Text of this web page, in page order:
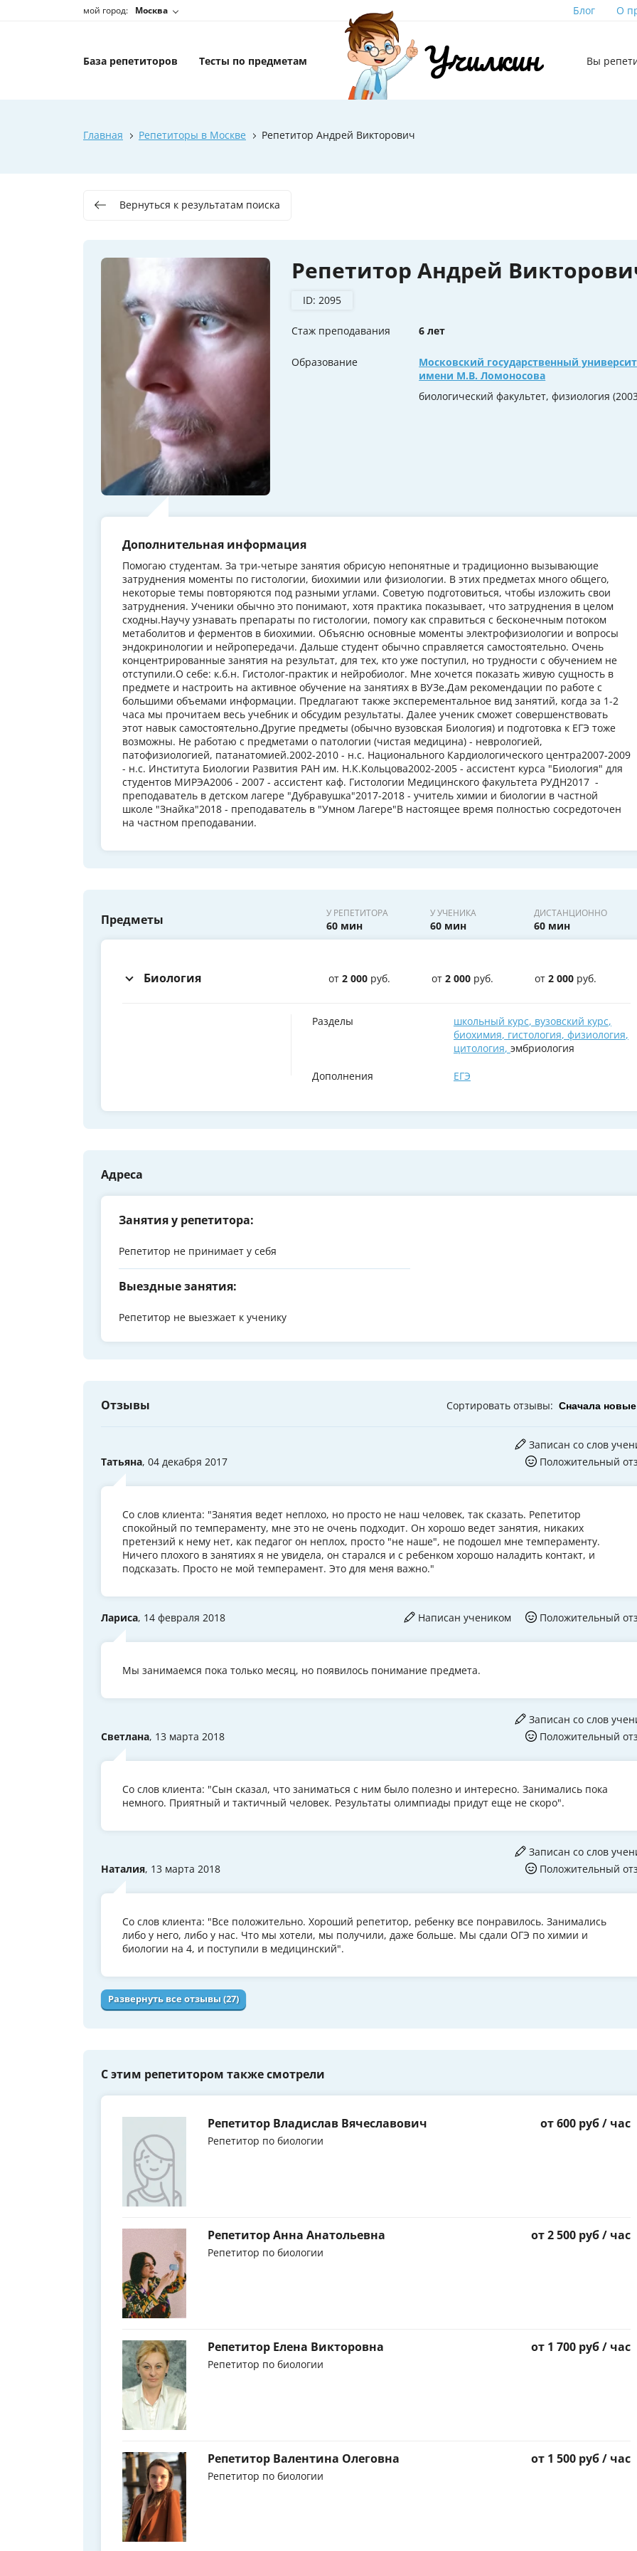
мой город: Москва Блог О
База репетиторов Тесты по предметам Вы
Главная Репетиторы в Москве Репетитор Андрей Викторович
Вернуться к результатам поиска
Репетитор Андрей
ID: 2095
Стаж преподавания 6 лет
Образование
Московский государственный
имени М.В. Ломоносова
биологический факультет, физиология
Дополнительная информация
Помогаю студентам. За три-четыре занятия обрисую непонятные и традиционно вызывающие
затруднения моменты по гистологии, биохимии или физиологии. В этих предметах много общего,
некоторые темы повторяются под разными углами. Советую подготовиться, чтобы изложить свои
затруднения. Ученики обычно это понимают, хотя практика показывает, что затруднения в целом
сходны.Научу узнавать препараты по гистологии, помогу как справиться с бесконечным потоком
метаболитов и ферментов в биохимии. Объясню основные моменты электрофизиологии и вопросы
эндокринологии и нейропередачи. Дальше студент обычно справляется самостоятельно. Очень
концентрированные занятия на результат, для тех, кто уже поступил, но трудности с обучением не
отступили.О себе: к.б.н. Гистолог-практик и нейробиолог. Мне хочется показать живую сущность в
предмете и настроить на активное обучение на занятиях в ВУЗе.Дам рекомендации по работе с
большими объемами информации. Предлагают также эксперементальное вид занятий, когда за 1-2
часа мы прочитаем весь учебник и обсудим результаты. Далее ученик сможет совершенствовать
этот навык самостоятельно.Другие предметы (обычно вузовская Биология) и подготовка к ЕГЭ тоже
возможны. Не работаю с предметами о патологии (чистая медицина) - неврологией,
патофизиологией, патанатомией.2002-2010 - н.с. Национального Кардиологического центра2007-2009
- н.с. Института Биологии Развития РАН им. Н.К.Кольцова2002-2005 - ассистент курса "Биология" для
студентов МИРЭА2006 - 2007 - ассистент каф. Гистологии Медицинского факультета РУДН2017 -
преподаватель в детском лагере "Дубравушка"2017-2018 - учитель химии и биологии в частной
школе "Знайка"2018 - преподаватель в "Умном Лагере"В настоящее время полностью сосредоточен
на частном преподавании.
Предметы У РЕПЕТИТОРА
60 мин
У УЧЕНИКА
60 мин
ДИСТАНЦИОННО
60 мин
Биология от 2 000 руб. от 2 000 руб. от 2 000 руб.
Разделы школьный курс, вузовский курс,
биохимия, гистология, физиология,
цитология, эмбриология
Дополнения ЕГЭ
Адреса
Занятия у репетитора:
Репетитор не принимает у себя
Выездные занятия:
Репетитор не выезжает к ученику
Отзывы Сортировать отзывы:
Татьяна, 04 декабря 2017
Записан со слов
Положительный
Со слов клиента: "Занятия ведет неплохо, но просто не наш человек, так сказать. Репетитор
спокойный по темпераменту, мне это не очень подходит. Он хорошо ведет занятия, никаких
претензий к нему нет, как педагог он неплох, просто "не наше", не подошел мне темпераменту.
Ничего плохого в занятиях я не увидела, он старался и с ребенком хорошо наладить контакт, и
подсказать. Просто не мой темперамент. Это для меня важно."
Лариса, 14 февраля 2018 Написан учеником Положительный
Мы занимаемся пока только месяц, но появилось понимание предмета.
Светлана, 13 марта 2018
Записан со слов
Положительный
Со слов клиента: "Сын сказал, что заниматься с ним было полезно и интересно. Занимались пока
немного. Приятный и тактичный человек. Результаты олимпиады придут еще не скоро".
Наталия, 13 марта 2018
Записан со слов
Положительный
Со слов клиента: "Все положительно. Хороший репетитор, ребенку все понравилось. Занимались
либо у него, либо у нас. Что мы хотели, мы получили, даже больше. Мы сдали ОГЭ по химии и
биологии на 4, и поступили в медицинский".
Развернуть все отзывы (27)
С этим репетитором также смотрели
Репетитор Владислав Вячеславович
Репетитор по биологии
от 600 руб / час
Репетитор Анна Анатольевна
Репетитор по биологии
от 2 500 руб / час
Репетитор Елена Викторовна
Репетитор по биологии
от 1 700 руб / час
Репетитор Валентина Олеговна
Репетитор по биологии
от 1 500 руб / час